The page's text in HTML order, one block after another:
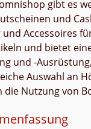
gibt es
und
und Accessoires
und bietet
und -
Auswahl an
die Nutzung von